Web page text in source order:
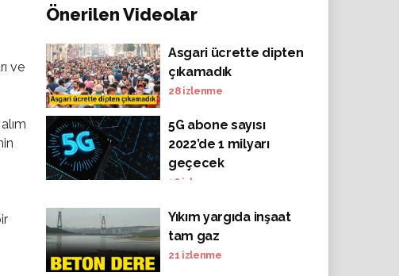
ve
Önerilen Videolar
Asgari ücrette dipten
çıkamadık
28izlenme
5G abone sayısı
2022’de 1 milyarı
geçecek
36 izlenme
Yıkım yargıda inşaat
tam gaz
21 izlenme